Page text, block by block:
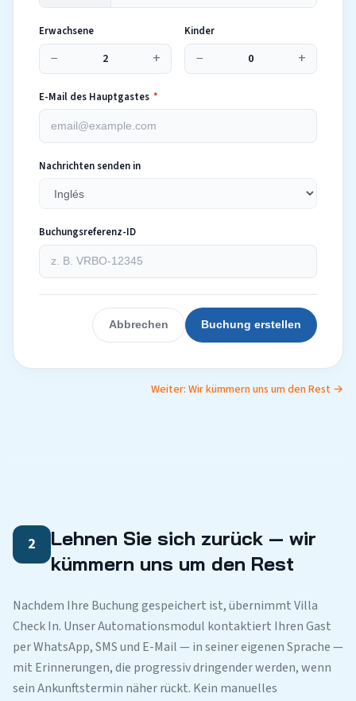
Erwachsene
− 2 +
Kinder
− 0 +
E-Mail des Hauptgastes *
Nachrichten senden in
Buchungsreferenz-ID
Abbrechen Buchung erstellen
Weiter: Wir kümmern uns um den Rest →
2
Lehnen Sie sich zurück — wir
kümmern uns um den Rest
Nachdem Ihre Buchung gespeichert ist, übernimmt Villa
Check In. Unser Automationsmodul kontaktiert Ihren Gast
per WhatsApp, SMS und E-Mail — in seiner eigenen Sprache —
mit Erinnerungen, die progressiv dringender werden, wenn
sein Ankunftstermin näher rückt. Kein manuelles